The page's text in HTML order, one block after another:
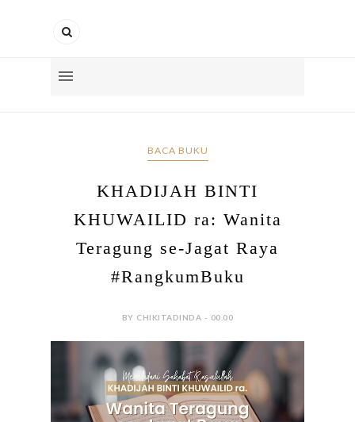
BACA BUKU
KHADIJAH BINTI
KHUWAILID ra: Wanita
Teragung se-Jagat Raya
#RangkumBuku
BY CHIKITADINDA - 00.00